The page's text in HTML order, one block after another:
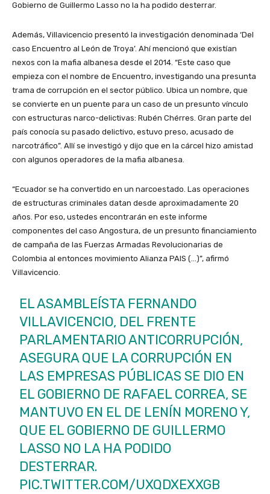
Gobierno de Guillermo Lasso no la ha podido desterrar.
Además, Villavicencio presentó la investigación denominada ‘Del
caso Encuentro al León de Troya’. Ahí mencionó que existían
nexos con la mafia albanesa desde el 2014. “Este caso que
empieza con el nombre de Encuentro, investigando una presunta
trama de corrupción en el sector público. Ubica un nombre, que
se convierte en un puente para un caso de un presunto vínculo
con estructuras narco-delictivas: Rubén Chérres. Gran parte del
país conocía su pasado delictivo, estuvo preso, acusado de
narcotráfico”. Allí se investigó y dijo que en la cárcel hizo amistad
con algunos operadores de la mafia albanesa.
“Ecuador se ha convertido en un narcoestado. Las operaciones
de estructuras criminales datan desde aproximadamente 20
años. Por eso, ustedes encontrarán en este informe
componentes del caso Angostura, de un presunto financiamiento
de campaña de las Fuerzas Armadas Revolucionarias de
Colombia al entonces movimiento Alianza PAIS (…)”, afirmó
Villavicencio.
EL ASAMBLEÍSTA FERNANDO
VILLAVICENCIO, DEL FRENTE
PARLAMENTARIO ANTICORRUPCIÓN,
ASEGURA QUE LA CORRUPCIÓN EN
LAS EMPRESAS PÚBLICAS SE DIO EN
EL GOBIERNO DE RAFAEL CORREA, SE
MANTUVO EN EL DE LENÍN MORENO Y,
QUE EL GOBIERNO DE GUILLERMO
LASSO NO LA HA PODIDO
DESTERRAR.
PIC.TWITTER.COM/UXQDXEXXGB